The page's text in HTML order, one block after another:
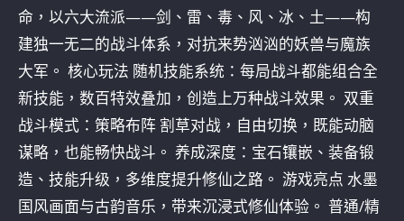
命，以六大流派——剑、雷、毒、风、冰、土——构
建独一无二的战斗体系，对抗来势汹汹的妖兽与魔族
大军。 核心玩法 随机技能系统：每局战斗都能组合全
新技能，数百特效叠加，创造上万种战斗效果。 双重
战斗模式：策略布阵 割草对战，自由切换，既能动脑
谋略，也能畅快战斗。 养成深度：宝石镶嵌、装备锻
造、技能升级，多维度提升修仙之路。 游戏亮点 水墨
国风画面与古韵音乐，带来沉浸式修仙体验。 普通/精